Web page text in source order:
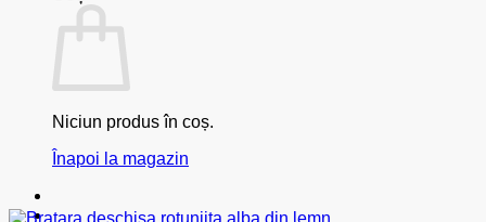
Niciun produs în coș.
Înapoi la magazin